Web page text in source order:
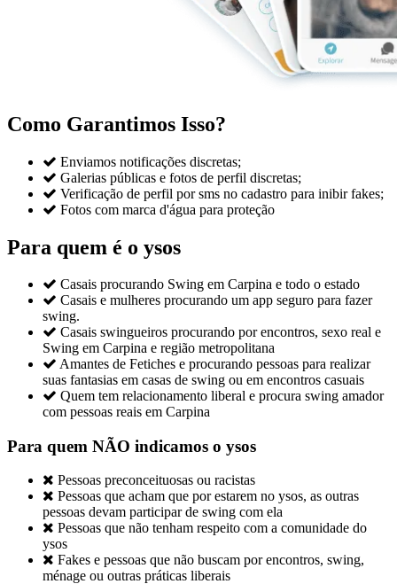
Como Garantimos Isso?
 Enviamos notificações discretas;
 Galerias públicas e fotos de perfil discretas;
 Verificação de perfil por sms no cadastro para inibir fakes;
 Fotos com marca d'água para proteção
Para quem é o ysos
 Casais procurando Swing em Carpina e todo o estado
 Casais e mulheres procurando um app seguro para fazer
swing.
 Casais swingueiros procurando por encontros, sexo real e
Swing em Carpina e região metropolitana
 Amantes de Fetiches e procurando pessoas para realizar
suas fantasias em casas de swing ou em encontros casuais
 Quem tem relacionamento liberal e procura swing amador
com pessoas reais em Carpina
Para quem NÃO indicamos o ysos
 Pessoas preconceituosas ou racistas
 Pessoas que acham que por estarem no ysos, as outras
pessoas devam participar de swing com ela
 Pessoas que não tenham respeito com a comunidade do
ysos
 Fakes e pessoas que não buscam por encontros, swing,
ménage ou outras práticas liberais